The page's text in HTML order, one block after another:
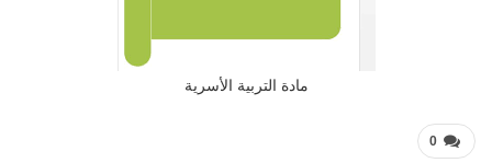
مادة التربية الأسرية
0